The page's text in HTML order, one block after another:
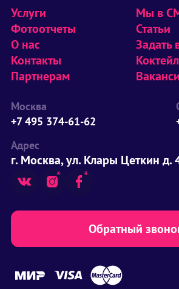
Услуги
Фотоотчеты
О нас
Контакты
Партнерам
Мы в
Статьи
Задать
Москва
+7 495 374-61-62
Адрес
г. Москва, ул. Клары Цеткин д.
Обратный